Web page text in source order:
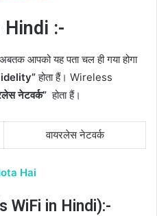
Hindi :-
आपको यह पता चल ही गया होगा
होता हैं। Wireless
नेटवर्क” होता हैं।
वायरलेस नेटवर्क
Hai
WiFi in Hindi):-